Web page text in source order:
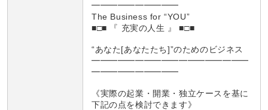
━━━━━━━━━━
The Business for “YOU”
■□■ 『 充実の人生 』 ■□■
“あなた[あなたたち]”のためのビジネス
━━━━━━━━━━━━━━━━━━
━━━━━━━━━━
《実際の起業・開業・独立ケースを基に
下記の点を検討できます》